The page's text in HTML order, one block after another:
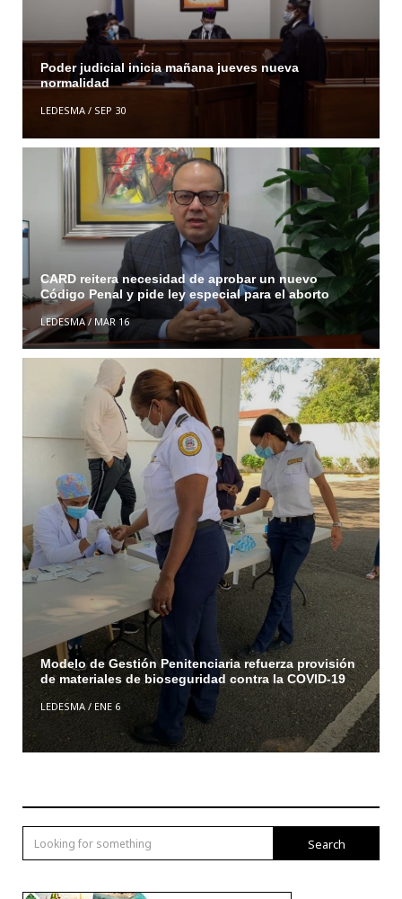
Poder judicial inicia mañana jueves nueva
normalidad
LEDESMA/ SEP 30
CARD reitera necesidad de aprobar un nuevo
Código Penal y pide ley especial para el aborto
LEDESMA/ MAR 16
Modelo de Gestión Penitenciaria refuerza provisión
de materiales de bioseguridad contra la COVID-19
LEDESMA/ ENE 6
Search